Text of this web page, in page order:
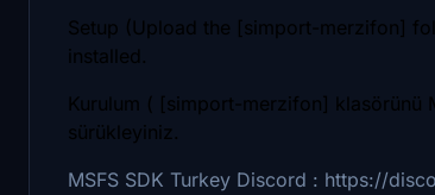
Setup (Upload the [simport-merzifon]
installed.
Kurulum ( [simport-merzifon] klasörünü
sürükleyiniz.
MSFS SDK Turkey Discord : https://